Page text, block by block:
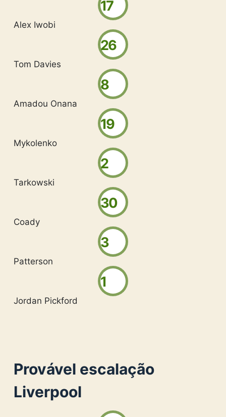
17
Alex Iwobi
26
Tom Davies
8
Amadou Onana
19
Mykolenko
2
Tarkowski
30
Coady
3
Patterson
1
Jordan Pickford
Provável escalação
Liverpool